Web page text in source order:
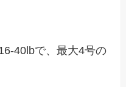
40lbで、最大4号の